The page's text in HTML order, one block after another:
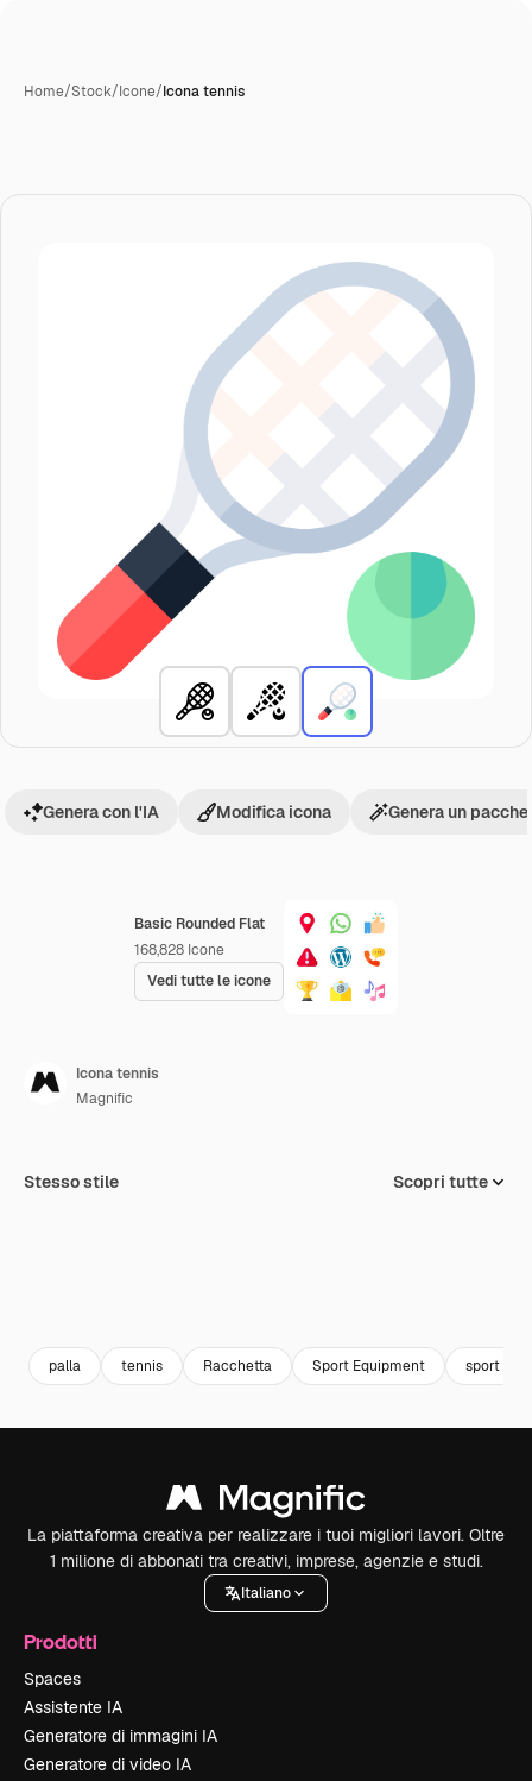
Home/Stock/Icone/Icona tennis
Basic Rounded Flat
168,828 Icone
Vedi tutte le icone
Genera con l'IA Modifica icona Genera un
Icona tennis
Magnific
Stesso stile Scopri tutte
palla tennis Racchetta Sport Equipment sport e
La piattaforma creativa per realizzare i tuoi migliori lavori. Oltre
1 milione di abbonati tra creativi, imprese, agenzie e studi.
Italiano
Prodotti
Spaces
Assistente IA
Generatore di immagini IA
Generatore di video IA